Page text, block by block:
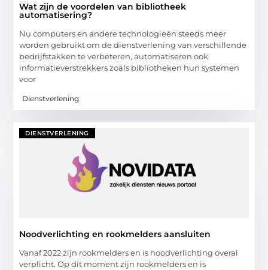
Wat zijn de voordelen van bibliotheek
automatisering?
Nu computers en andere technologieën steeds meer
worden gebruikt om de dienstverlening van verschillende
bedrijfstakken te verbeteren, automatiseren ook
informatieverstrekkers zoals bibliotheken hun systemen
voor
Dienstverlening
DIENSTVERLENING
Noodverlichting en rookmelders aansluiten
Vanaf 2022 zijn rookmelders en is noodverlichting overal
verplicht. Op dit moment zijn rookmelders en is